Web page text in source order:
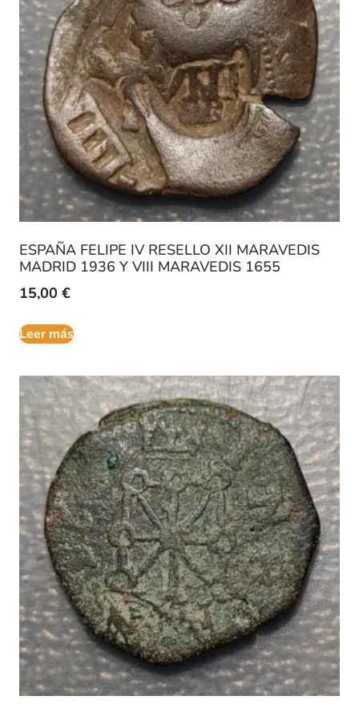
ESPAÑA FELIPE IV RESELLO XII MARAVEDIS
MADRID 1936 Y VIII MARAVEDIS 1655
15,00 €
Leer más